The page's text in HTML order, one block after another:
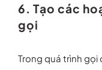
6. Tạo các
gọi
Trong quá trình gọi